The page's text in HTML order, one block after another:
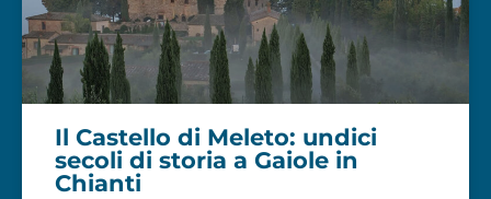
Il Castello di Meleto: undici
secoli di storia a Gaiole in
Chianti